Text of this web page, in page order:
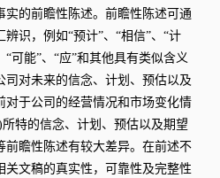
实的前瞻性陈述。前瞻性陈述可通
识，例如“预计”、“相信”、“计
“可能”、“应”和其他具有类似含义
司对未来的信念、计划、预估以及
对于公司的经营情况和市场变化情
特的信念、计划、预估以及期望
前瞻性陈述有较大差异。在前述不
关文稿的真实性，可靠性及完整性